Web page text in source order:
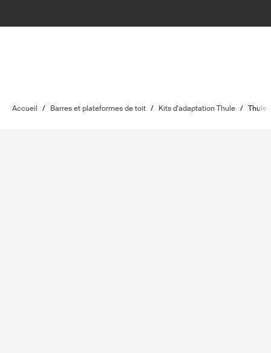
Accueil / Barres et plateformes de toit / Kits d'adaptation Thule / Thule